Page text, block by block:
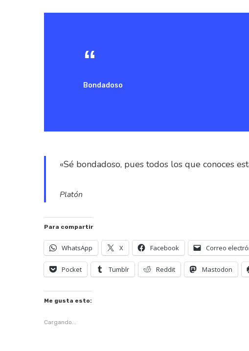
Hit enter to search or ESC to close
Bondadoso
«Sé bondadoso, pues todos los que conoces
Platón
Para compartir
WhatsApp X Facebook Correo
Pocket Tumblr Reddit Mastodon
Me gusta esto:
Cargando...